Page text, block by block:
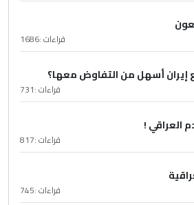
قراءات :1686
إيران أسهل من التفاوض معها؟
قراءات :731
العراقي !
قراءات :817
قراءات :745